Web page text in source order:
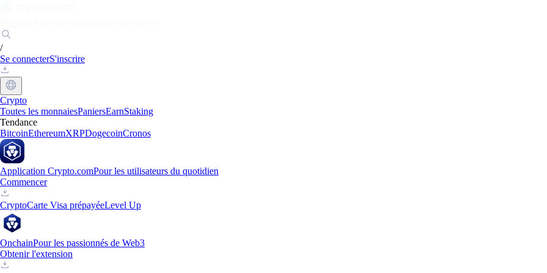
/
Se connecterS'inscrire
Crypto
Toutes les monnaiesPaniersEarnStaking
Tendance
BitcoinEthereumXRPDogecoinCronos
Application Crypto.comPour les utilisateurs du quotidien
Commencer
CryptoCarte Visa prépayéeLevel Up
OnchainPour les passionnés de Web3
Obtenir l'extension